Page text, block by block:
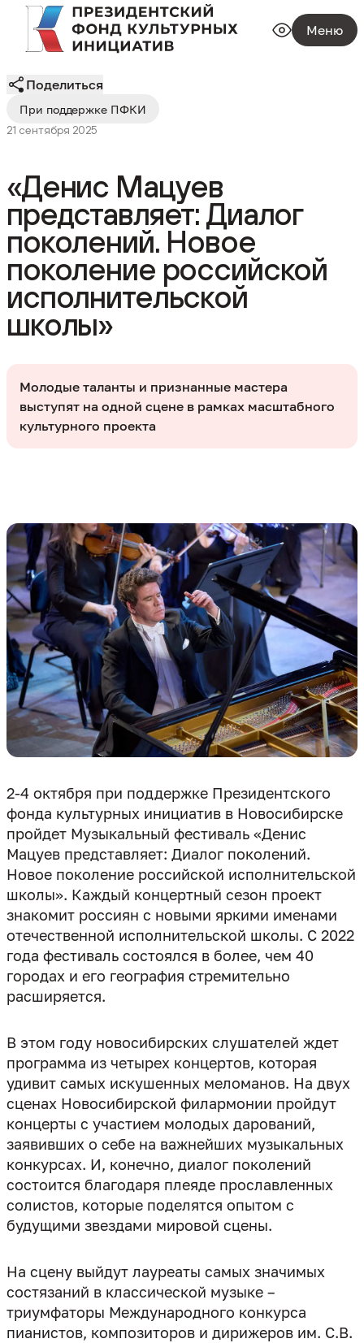
Меню
При поддержке ПФКИ
21 сентября 2025
Поделиться
«Денис Мацуев
представляет: Диалог
поколений. Новое
поколение российской
исполнительской
школы»
Молодые таланты и признанные мастера
выступят на одной сцене в рамках масштабного
культурного проекта
2-4 октября при поддержке Президентского
фонда культурных инициатив в Новосибирске
пройдет Музыкальный фестиваль «Денис
Мацуев представляет: Диалог поколений.
Новое поколение российской исполнительской
школы». Каждый концертный сезон проект
знакомит россиян с новыми яркими именами
отечественной исполнительской школы. С 2022
года фестиваль состоялся в более, чем 40
городах и его география стремительно
В этом году новосибирских слушателей ждет
программа из четырех концертов, которая
удивит самых искушенных меломанов. На двух
сценах Новосибирской филармонии пройдут
концерты с участием молодых дарований,
заявивших о себе на важнейших музыкальных
конкурсах. И, конечно, диалог поколений
состоится благодаря плеяде прославленных
солистов, которые поделятся опытом с
будущими звездами мировой сцены.
На сцену выйдут лауреаты самых значимых
состязаний в классической музыке –
триумфаторы Международного конкурса
пианистов, композиторов и дирижеров им. С.В.